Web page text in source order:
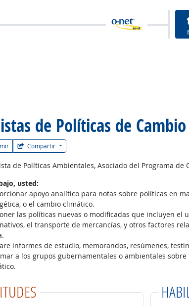
de Políticas de
Compartir
de Políticas Ambientales, Asociado del Programa de
usted:
apoyo analítico para notas sobre políticas en
o el cambio climático.
las políticas nuevas o modificadas que incluyen el
el transporte de mercancías, y otros factores
informes de estudio, memorandos, resúmenes,
a los grupos gubernamentales o ambientales